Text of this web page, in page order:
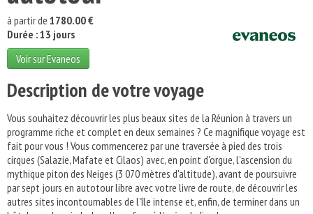
à partir de 1780.00 €
Durée : 13 jours
Voir sur Evaneos
Description de votre voyage
Vous souhaitez découvrir les plus beaux sites de la Réunion à travers un
programme riche et complet en deux semaines ? Ce magnifique voyage est
fait pour vous ! Vous commencerez par une traversée à pied des trois
cirques (Salazie, Mafate et Cilaos) avec, en point d'orgue, l'ascension du
mythique piton des Neiges (3 070 mètres d'altitude), avant de poursuivre
par sept jours en autotour libre avec votre livre de route, de découvrir les
autres sites incontournables de l'île intense et, enfin, de terminer dans un